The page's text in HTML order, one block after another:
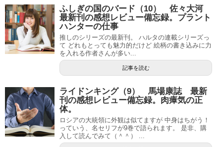
ふしぎの国のバード（10） 佐々大河
最新刊の感想レビュー備忘録。プラント
ハンターの仕事
推しのシリーズの最新刊。 ハルタの連載シリーズっ
て どれもとっても魅力的だけど 絵柄の書き込みに力
を入れる作者さんが多い...
記事を読む
ライドンキング（9） 馬場康誌 最新
刊の感想レビュー備忘録。肉瘴気の正
体。
ロシアの大統領に外観は似てますが 中身はちがう！
っていう、名セリフが9巻で語られます。 是非、購
入して読んでみて（＾＾） ...